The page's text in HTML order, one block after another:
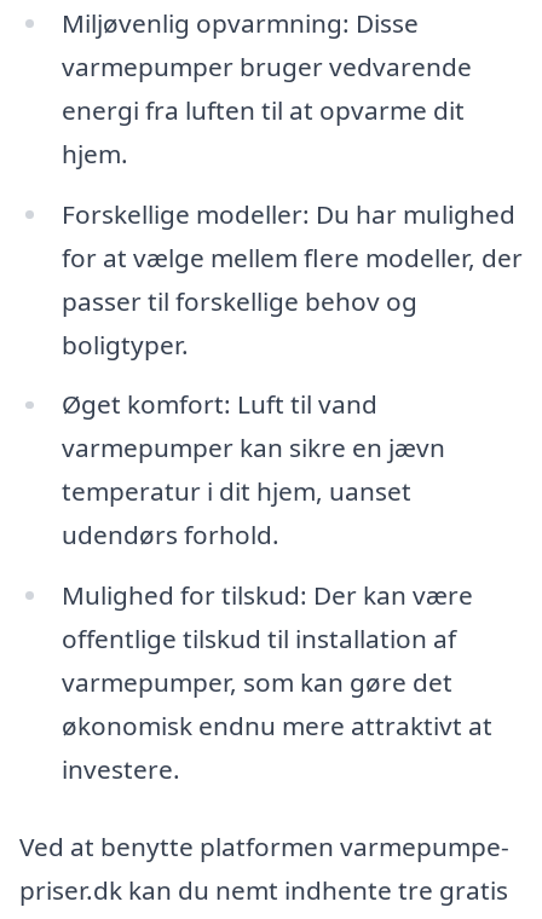
Miljøvenlig opvarmning: Disse
varmepumper bruger vedvarende
energi fra luften til at opvarme dit
hjem.
Forskellige modeller: Du har mulighed
for at vælge mellem flere modeller, der
passer til forskellige behov og
boligtyper.
Øget komfort: Luft til vand
varmepumper kan sikre en jævn
temperatur i dit hjem, uanset
udendørs forhold.
Mulighed for tilskud: Der kan være
offentlige tilskud til installation af
varmepumper, som kan gøre det
økonomisk endnu mere attraktivt at
investere.
Ved at benytte platformen varmepumpe-
priser.dk kan du nemt indhente tre gratis